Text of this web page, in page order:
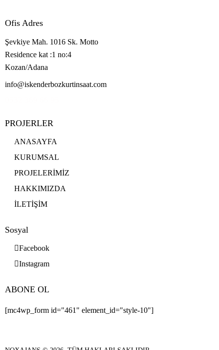
Ofis Adres
Şevkiye Mah. 1016 Sk. Motto
Residence kat :1 no:4
Kozan/Adana
info@iskenderbozkurtinsaat.com
PROJERLER
ANASAYFA
KURUMSAL
PROJELERİMİZ
HAKKIMIZDA
İLETİŞİM
Sosyal
Facebook
Instagram
ABONE OL
[mc4wp_form id="461" element_id="style-10"]